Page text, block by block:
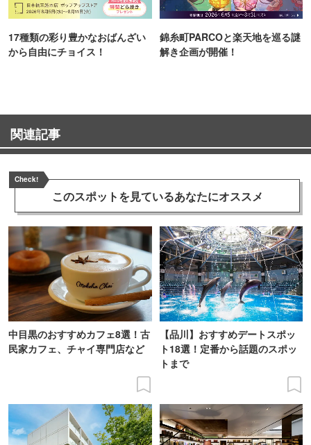
17種類の彩り豊かなおばんざい
から自由にチョイス！
錦糸町PARCOと楽天地を巡る謎
解き企画が開催！
関連記事
Check!
このスポットを見ているあなたにオススメ
中目黒のおすすめカフェ8選！古
民家カフェ、チャイ専門店など
【品川】おすすめデートスポッ
ト18選！定番から話題のスポッ
トまで